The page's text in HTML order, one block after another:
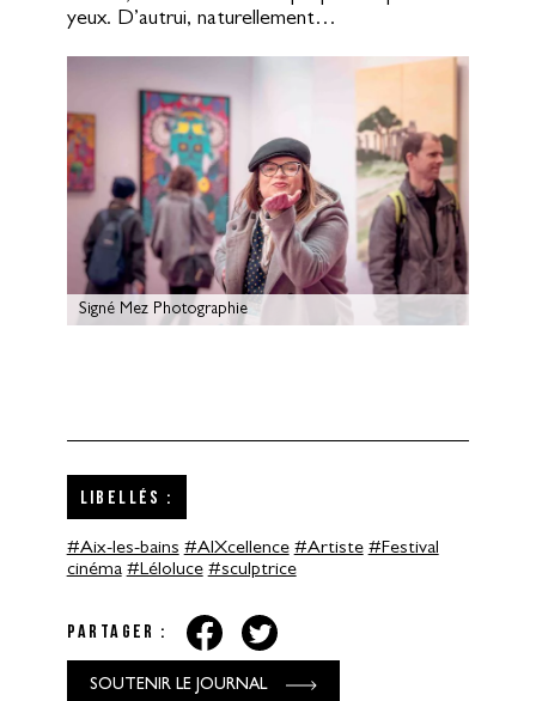
yeux. D’autrui, naturellement…
Signé Mez Photographie
Libellés :
#Aix-les-bains #AIXcellence #Artiste #Festival
cinéma #Léloluce #sculptrice
Partager :
SOUTENIR LE JOURNAL